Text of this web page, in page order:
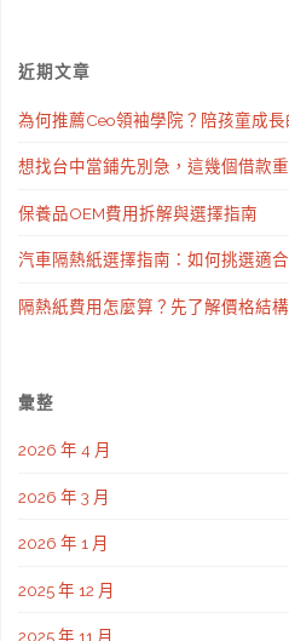
近期文章
為何推薦Ceo領袖學院？陪孩童成長
想找台中當鋪先別急，這幾個借款
保養品OEM費用拆解與選擇指南
汽車隔熱紙選擇指南：如何挑選適
隔熱紙費用怎麼算？先了解價格結構
彙整
2026 年 4 月
2026 年 3 月
2026 年 1 月
2025 年 12 月
2025 年 11 月